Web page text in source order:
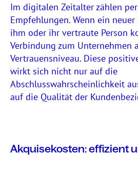
Im digitalen Zeitalter zählen
Empfehlungen. Wenn ein
ihm oder ihr vertraute Person
Verbindung zum Unternehmen
Vertrauensniveau. Diese
wirkt sich nicht nur auf die
Abschlusswahrscheinlichkeit
auf die Qualität der
Akquisekosten: effizient